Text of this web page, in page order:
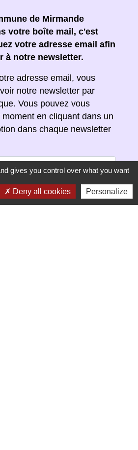
de Mirmande
votre boîte mail, c'est
votre adresse email afin
à notre newsletter.
adresse email, vous
notre newsletter par
Vous pouvez vous
en cliquant dans un
dans chaque newsletter
gives you control over what you want
Deny all cookies Personalize